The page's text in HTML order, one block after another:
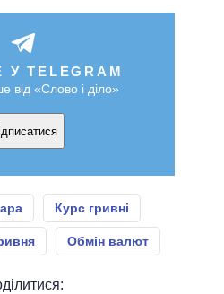
TELEGRAM
від «Слово і діло»
Курс гривні
Обмін валют